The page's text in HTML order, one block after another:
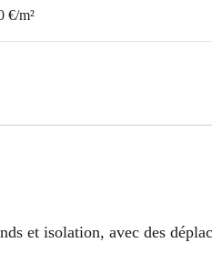
€/m²
et isolation, avec des